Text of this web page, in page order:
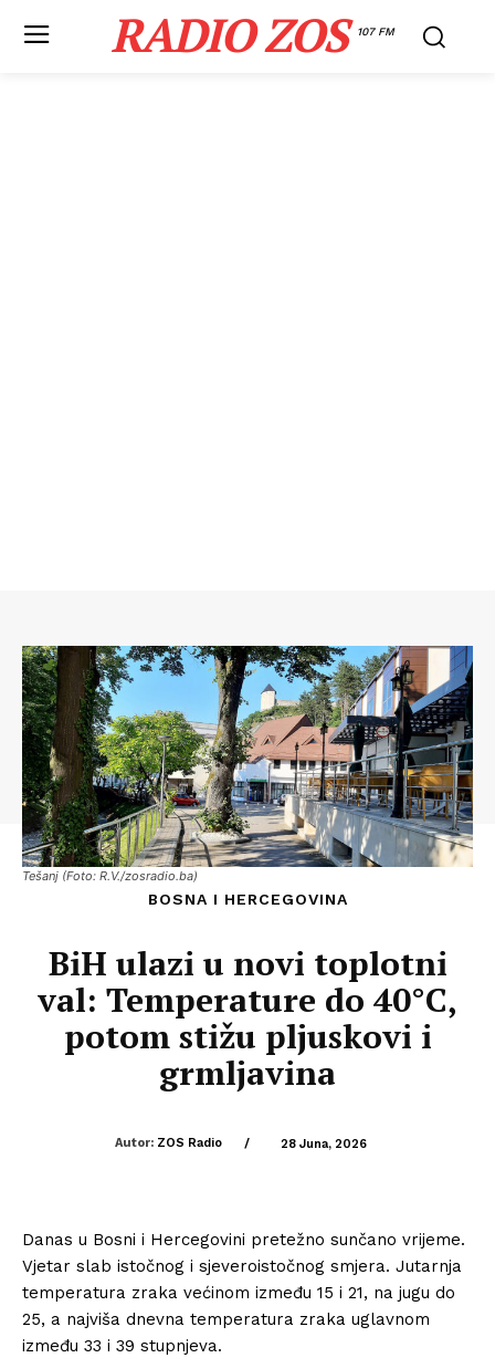
RADIO ZOS 107 FM
Tešanj (Foto: R.V./zosradio.ba)
BOSNA I HERCEGOVINA
BiH ulazi u novi toplotni
val: Temperature do 40°C,
potom stižu pljuskovi i
grmljavina
Autor: ZOS Radio / 28 Juna, 2026
Danas u Bosni i Hercegovini pretežno sunčano vrijeme.
Vjetar slab istočnog i sjeveroistočnog smjera. Jutarnja
temperatura zraka većinom između 15 i 21, na jugu do
25, a najviša dnevna temperatura zraka uglavnom
između 33 i 39 stupnjeva.